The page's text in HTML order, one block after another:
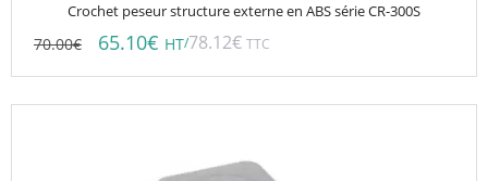
Crochet peseur structure externe en ABS série CR-300S
70.00€ 65.10€ HT/78.12€ TTC